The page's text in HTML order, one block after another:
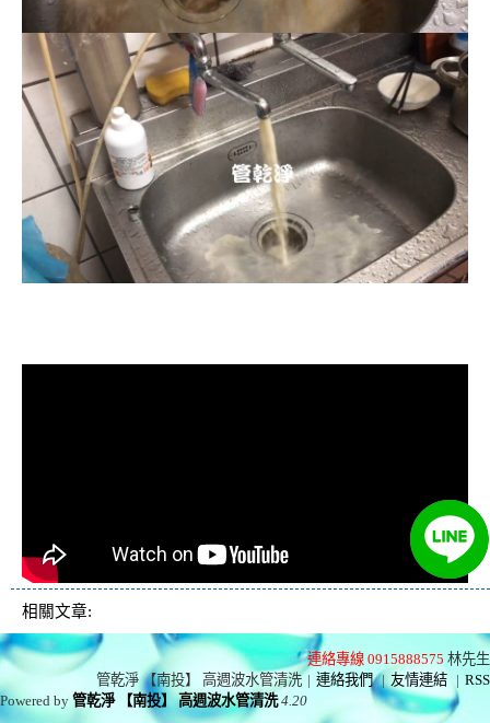
相關文章:
連絡專線 0915888575 林先生
管乾淨 【南投】 高週波水管清洗 | 連絡我們 | 友情連結 | RSS
Powered by管乾淨 【南投】 高週波水管清洗 4.20